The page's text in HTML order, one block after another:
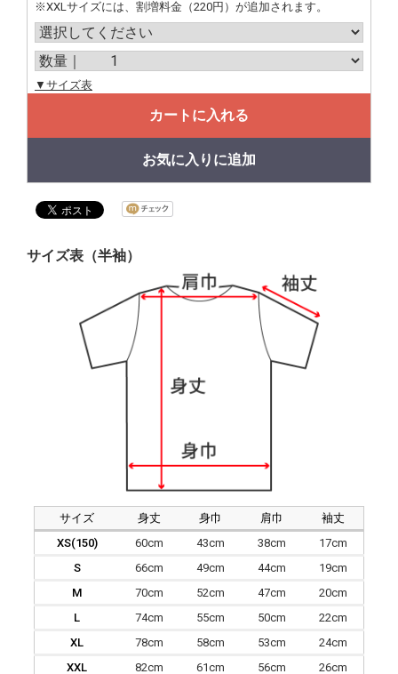
※XXLサイズには、割増料金（220円）が追加されます。
▼サイズ表
カートに入れる
お気に入りに追加
サイズ表（半袖）
サイズ 身丈 身巾 肩巾
袖丈
XS(150)
60cm 43cm 38cm
17cm
S
66cm 49cm 44cm
19cm
M
70cm 52cm 47cm
20cm
L
74cm 55cm 50cm
22cm
XL
78cm 58cm 53cm
24cm
XXL
82cm 61cm 56cm 26cm